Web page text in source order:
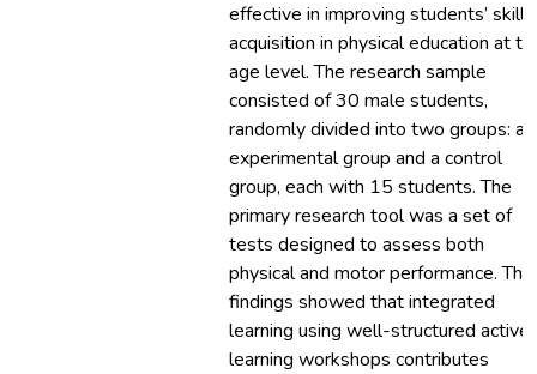
effective in improving students’ skill
acquisition in physical education at
age level. The research sample
consisted of 30 male students,
randomly divided into two groups: an
experimental group and a control
group, each with 15 students. The
primary research tool was a set of
tests designed to assess both
physical and motor performance. The
findings showed that integrated
learning using well-structured active
learning workshops contributes